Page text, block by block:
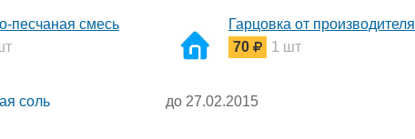
песчаная смесь
Гарцовка от производителя
70
1 шт
соль до 27.02.2015